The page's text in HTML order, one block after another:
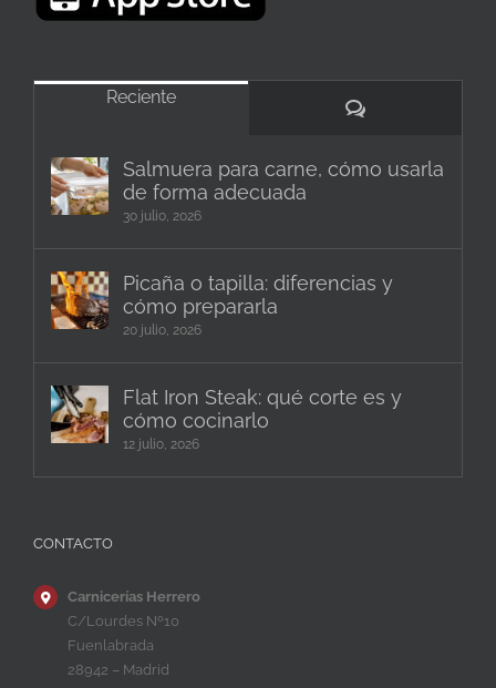
Reciente
Comentarios
Salmuera para carne, cómo usarla
de forma adecuada
30 julio, 2026
Picaña o tapilla: diferencias y
cómo prepararla
20 julio, 2026
Flat Iron Steak: qué corte es y
cómo cocinarlo
12 julio, 2026
CONTACTO
Carnicerías Herrero
C/Lourdes Nº10
Fuenlabrada
28942 – Madrid